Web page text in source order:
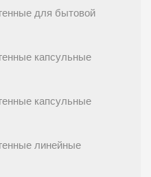
для бытовой
капсульные
капсульные
линейные